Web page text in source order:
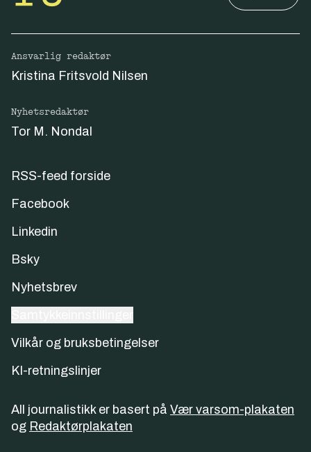
Ansvarlig redaktør
Kristina Fritsvold Nilsen
Nyhetsredaktør
Tor M. Nondal
RSS-feed forside
Facebook
Linkedin
Bsky
Nyhetsbrev
Vilkår og bruksbetingelser
KI-retningslinjer
All journalistikk er basert på Vær varsom-plakaten
og Redaktørplakaten